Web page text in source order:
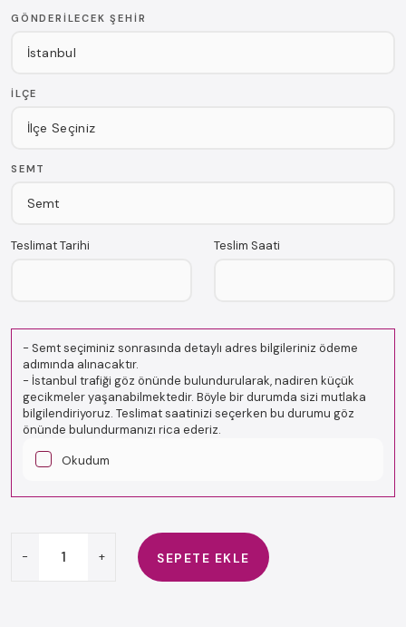
GÖNDERILECEK ŞEHIR
İLÇE
SEMT
Teslimat Tarihi Teslim Saati
- Semt seçiminiz sonrasında detaylı adres bilgileriniz ödeme
adımında alınacaktır.
- İstanbul trafiği göz önünde bulundurularak, nadiren küçük
gecikmeler yaşanabilmektedir. Böyle bir durumda sizi mutlaka
bilgilendiriyoruz. Teslimat saatinizi seçerken bu durumu göz
önünde bulundurmanızı rica ederiz.
Okudum
- + SEPETE EKLE